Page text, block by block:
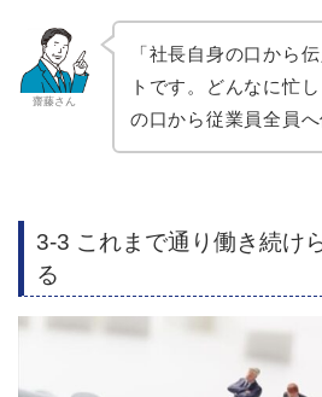
齋藤さん
「社長自身の口から
トです。どんなに忙
の口から従業員全員へ
3-3 これまで通り働き続け
る